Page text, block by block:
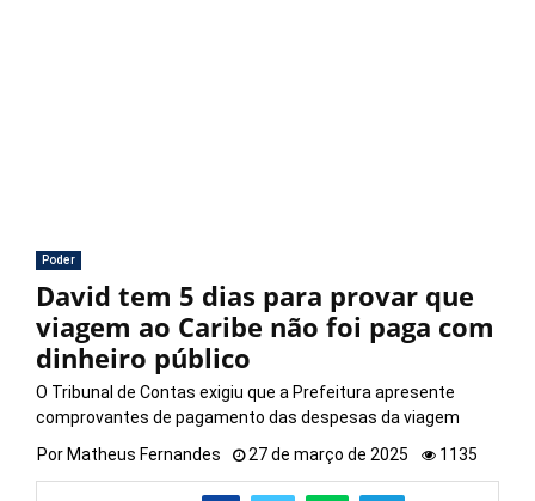
Poder
David tem 5 dias para provar que
viagem ao Caribe não foi paga com
dinheiro público
O Tribunal de Contas exigiu que a Prefeitura apresente
comprovantes de pagamento das despesas da viagem
Por Matheus Fernandes 27 de março de 2025 1135